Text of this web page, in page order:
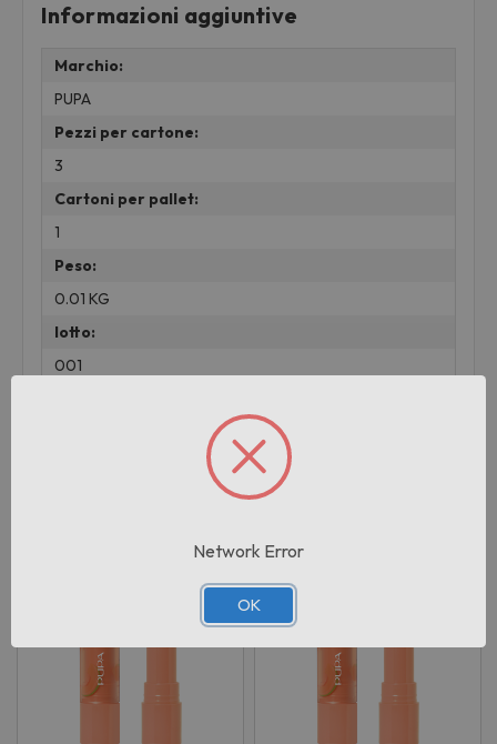
Informazioni aggiuntive
Marchio:
PUPA
Pezzi per cartone:
3
Cartoni per pallet:
1
Peso:
0.01 KG
lotto:
001
Prodotti correlati
Network Error
OK